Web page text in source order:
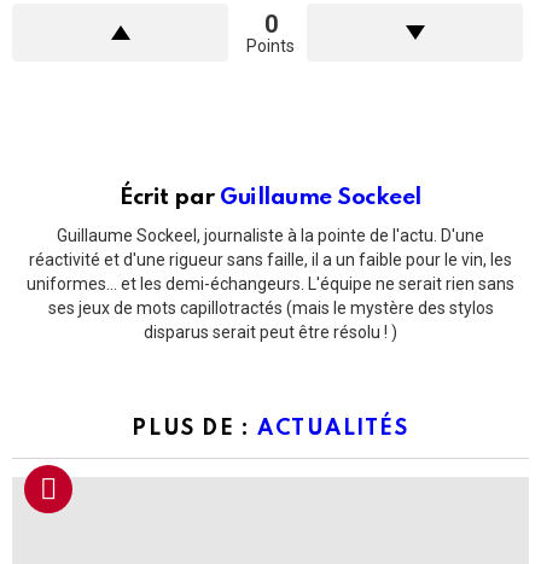
0
Points
Écrit par Guillaume Sockeel
Guillaume Sockeel, journaliste à la pointe de l'actu. D'une
réactivité et d'une rigueur sans faille, il a un faible pour le vin, les
uniformes... et les demi-échangeurs. L'équipe ne serait rien sans
ses jeux de mots capillotractés (mais le mystère des stylos
disparus serait peut être résolu ! )
PLUS DE : ACTUALITÉS